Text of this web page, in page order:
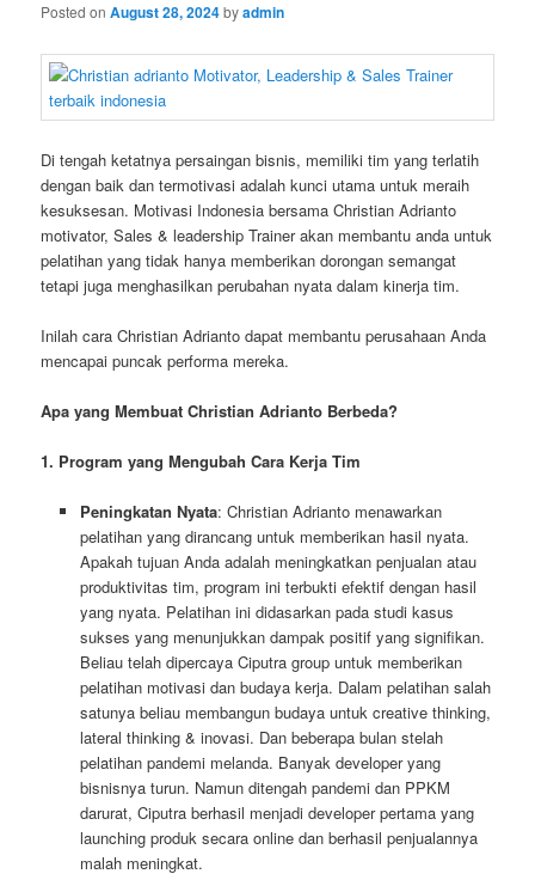
Posted onAugust 28, 2024byadmin
Di tengah ketatnya persaingan bisnis, memiliki tim yang terlatih
dengan baik dan termotivasi adalah kunci utama untuk meraih
kesuksesan. Motivasi Indonesia bersama Christian Adrianto
motivator, Sales & leadership Trainer akan membantu anda untuk
pelatihan yang tidak hanya memberikan dorongan semangat
tetapi juga menghasilkan perubahan nyata dalam kinerja tim.
Inilah cara Christian Adrianto dapat membantu perusahaan Anda
mencapai puncak performa mereka.
Apa yang Membuat Christian Adrianto Berbeda?
1. Program yang Mengubah Cara Kerja Tim
Peningkatan Nyata: Christian Adrianto menawarkan
pelatihan yang dirancang untuk memberikan hasil nyata.
Apakah tujuan Anda adalah meningkatkan penjualan atau
produktivitas tim, program ini terbukti efektif dengan hasil
yang nyata. Pelatihan ini didasarkan pada studi kasus
sukses yang menunjukkan dampak positif yang signifikan.
Beliau telah dipercaya Ciputra group untuk memberikan
pelatihan motivasi dan budaya kerja. Dalam pelatihan salah
satunya beliau membangun budaya untuk creative thinking,
lateral thinking & inovasi. Dan beberapa bulan stelah
pelatihan pandemi melanda. Banyak developer yang
bisnisnya turun. Namun ditengah pandemi dan PPKM
darurat, Ciputra berhasil menjadi developer pertama yang
launching produk secara online dan berhasil penjualannya
malah meningkat.